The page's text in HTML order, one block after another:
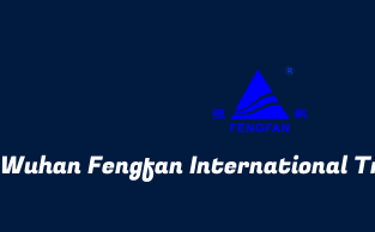
Wuhan Fengfan International